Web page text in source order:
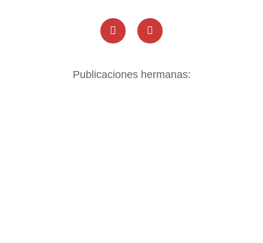
Publicaciones hermanas: